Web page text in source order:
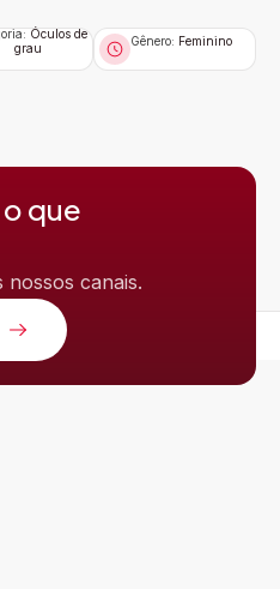
Óculos de
grau
Gênero: Feminino
que
nossos canais.